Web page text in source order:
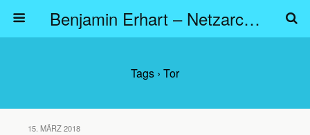
Benjamin Erhart – Netzarchitekt
Tags › Tor
15. MÄRZ 2018